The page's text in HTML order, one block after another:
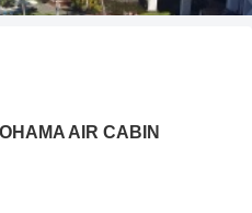
AIR CABIN